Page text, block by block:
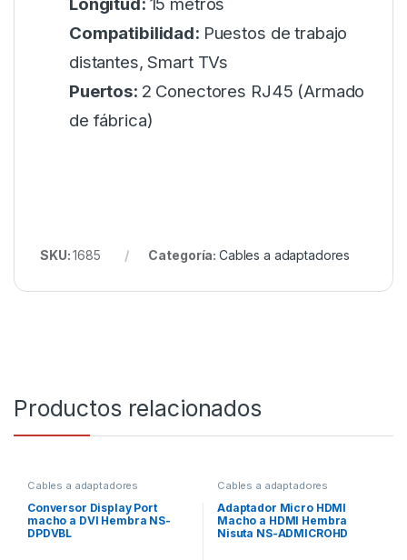
Compatibilidad: Puestos de trabajo
distantes, Smart TVs
Puertos: 2 Conectores RJ45 (Armado
de fábrica)
SKU:1685 Categoría: Cables a adaptadores
Productos relacionados
Cables a adaptadores
Conversor Display Port
macho a DVI Hembra NS-
DPDVBL
Cables a adaptadores
Adaptador Micro HDMI
Macho a HDMI Hembra
Nisuta NS-ADMICROHD